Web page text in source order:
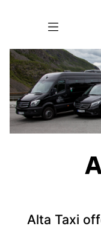
Alta Taxi